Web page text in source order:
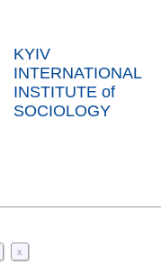
KYIV
INTERNATIONAL
INSTITUTE of
SOCIOLOGY
x